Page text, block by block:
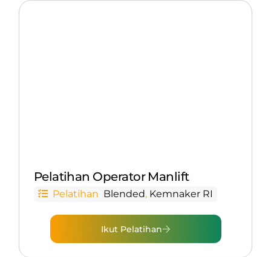
Pelatihan Operator Manlift
Pelatihan Blended, Kemnaker RI
Ikut Pelatihan